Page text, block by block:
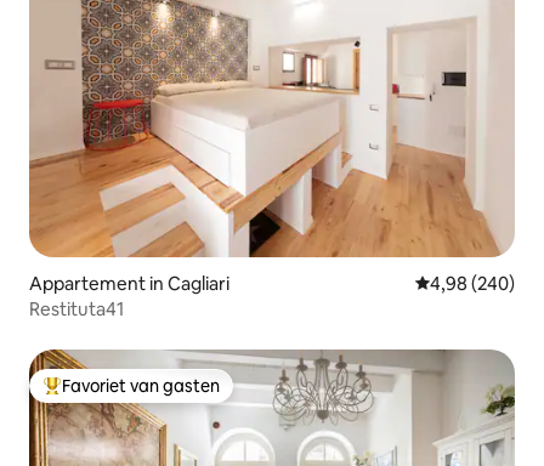
Appartement in Cagliari Gemiddelde
4,98 (240)
Restituta41
Topfavoriet van gasten
Favoriet van gasten